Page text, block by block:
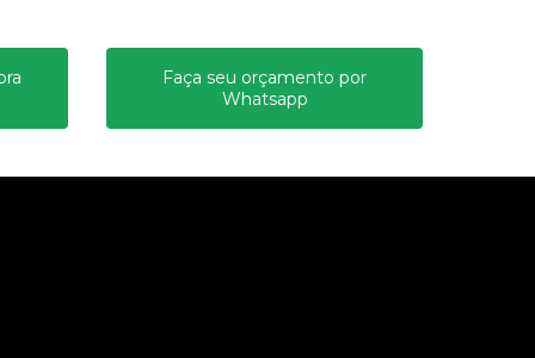
Faça seu orçamento por
Whatsapp